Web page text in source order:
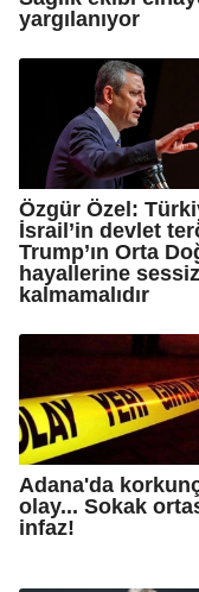
yargılanıyor
Özgür Özel:
İsrail’in devlet
Trump’ın Orta
hayallerine sessiz
kalmamalıdır
Adana'da
olay... Sokak
infaz!